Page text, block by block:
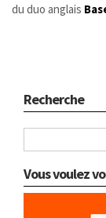
du duo anglais
Recherche
Vous voulez